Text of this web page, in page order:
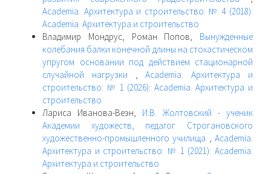
Academia. Архитектура и строительство: № 4 (2018):
Academia. Архитектура и строительство
Владимир Мондрус, Роман Попов, Вынужденные
колебания балки конечной длины на стохастическом
упругом основании под действием стационарной
случайной нагрузки ,Academia. Архитектура и
строительство: № 1 (2026): Academia. Архитектура и
строительство
Лариса Иванова-Веэн, И.В. Жолтовский - ученик
Академии художеств, педагог Строгановского
художественно-промышленного училища ,Academia.
Архитектура и строительство: № 1 (2021): Academia.
Архитектура и строительство